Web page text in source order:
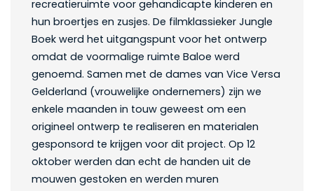
recreatieruimte voor gehandicapte kinderen en
hun broertjes en zusjes. De filmklassieker Jungle
Boek werd het uitgangspunt voor het ontwerp
omdat de voormalige ruimte Baloe werd
genoemd. Samen met de dames van Vice Versa
Gelderland (vrouwelijke ondernemers) zijn we
enkele maanden in touw geweest om een
origineel ontwerp te realiseren en materialen
gesponsord te krijgen voor dit project. Op 12
oktober werden dan echt de handen uit de
mouwen gestoken en werden muren